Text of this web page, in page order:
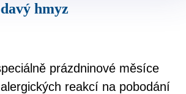
hmyz
prázdninové měsíce
reakcí na pobodání